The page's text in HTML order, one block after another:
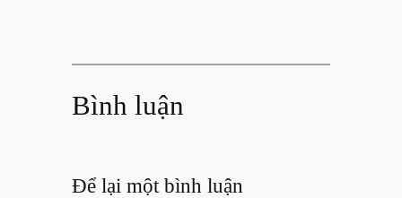
Bình luận
Để lại một bình luận